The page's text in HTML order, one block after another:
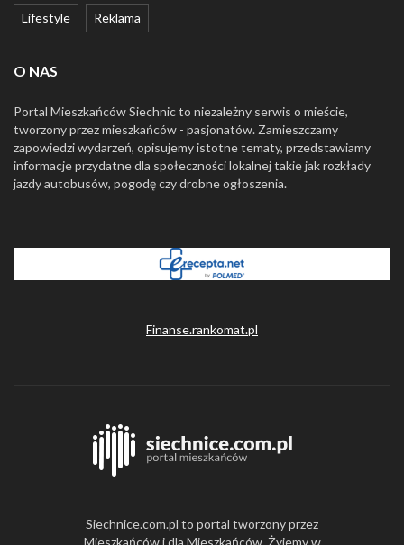
Lifestyle Reklama
O NAS
Portal Mieszkańców Siechnic to niezależny serwis o mieście,
tworzony przez mieszkańców - pasjonatów. Zamieszczamy
zapowiedzi wydarzeń, opisujemy istotne tematy, przedstawiamy
informacje przydatne dla społeczności lokalnej takie jak rozkłady
jazdy autobusów, pogodę czy drobne ogłoszenia.
Finanse.rankomat.pl
Siechnice.com.pl to portal tworzony przez